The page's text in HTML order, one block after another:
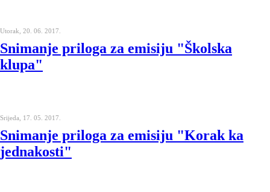
Utorak, 20. 06. 2017.
Snimanje priloga za emisiju "Školska
klupa"
Srijeda, 17. 05. 2017.
Snimanje priloga za emisiju "Korak ka
jednakosti"